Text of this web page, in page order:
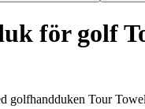
för golf
golfhandduken Tour